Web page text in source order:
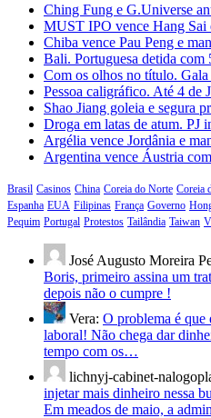
Ching Fung e G.Universe
MUST IPO vence Hang Sai
Chiba vence Pau Peng e
Bali. Portuguesa detida com
Com os olhos no título.
Pessoa caligráfico. Até 4 de
Shao Jiang goleia e segura
Droga em latas de atum. PJ
Argélia vence Jordânia e
Argentina vence Áustria
Brasil Casinos China Coreia do Norte Coreia
Espanha EUA Filipinas França Governo
Pequim Portugal Protestos Tailândia Taiwan
José Augusto Moreira
Boris, primeiro assina um
depois não o cumpre !
Vera: O problema é que
laboral! Não chega dar
tempo com os…
lichnyj-cabinet-
injetar mais dinheiro nessa
Em meados de maio, a